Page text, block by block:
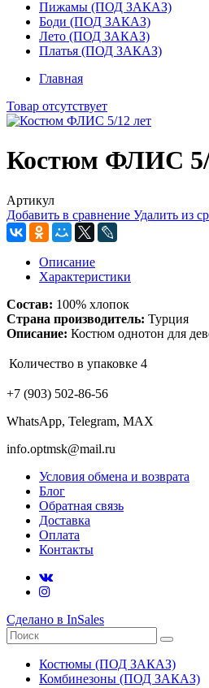
Пижамы (ПОД ЗАКАЗ)
Боди (ПОД ЗАКАЗ)
Лето (ПОД ЗАКАЗ)
Платья (ПОД ЗАКАЗ)
Главная
Товар отсутствует
Костюм ФЛИС 5/
Артикул
Добавить в сравнение Удалить из
Описание
Характеристики
Состав: 100% хлопок
Страна производитель: Турция
Описание: Костюм однотон для
Количество в упаковке 4
+7 (903) 502-86-56
WhatsApp, Telegram, МАХ
info.optmsk@mail.ru
Условия обмена и возврата
Блог
Обратная связь
Доставка
Оплата
Контакты
Сделано в InSales
Костюмы (ПОД ЗАКАЗ)
Комбинезоны (ПОД ЗАКАЗ)